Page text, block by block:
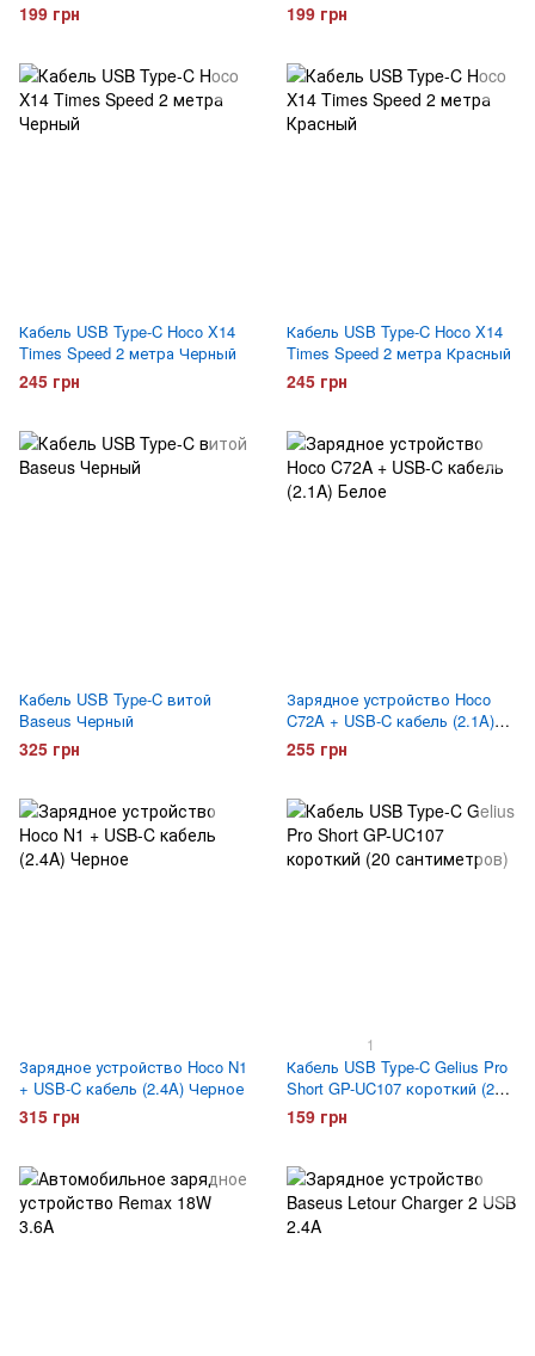
199 грн 199 грн
Кабель USB Type-C Hoco X14
Times Speed 2 метра Черный
245 грн
Кабель USB Type-C Hoco X14
Times Speed 2 метра Красный
245 грн
Кабель USB Type-C витой
Baseus Черный
325 грн
Зарядное устройство Hoco
C72A + USB-C кабель (2.1A)
Белое
255 грн
Зарядное устройство Hoco N1
+ USB-C кабель (2.4A) Черное
315 грн
1
Кабель USB Type-C Gelius Pro
Short GP-UC107 короткий (20
сантиметров)
159 грн